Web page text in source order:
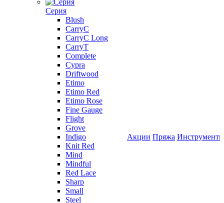
Серия
Blush
CarryC
CarryC Long
CarryT
Complete
Cypra
Driftwood
Etimo
Etimo Red
Etimo Rose
Fine Gauge
Flight
Grove
Indigo
Knit Red
Mind
Mindful
Red Lace
Sharp
Small
Steel
Акции Пряжа Инструменты